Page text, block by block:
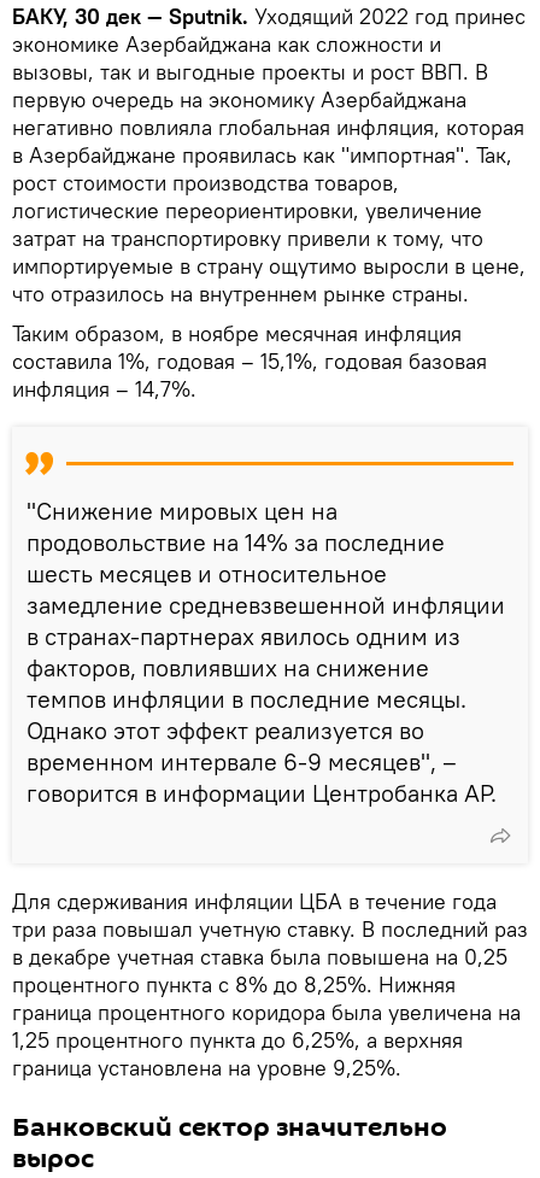
БАКУ, 30 дек — Sputnik. Уходящий 2022 год принес
экономике Азербайджана как сложности и
вызовы, так и выгодные проекты и рост ВВП. В
первую очередь на экономику Азербайджана
негативно повлияла глобальная инфляция, которая
в Азербайджане проявилась как "импортная". Так,
рост стоимости производства товаров,
логистические переориентировки, увеличение
затрат на транспортировку привели к тому, что
импортируемые в страну ощутимо выросли в цене,
что отразилось на внутреннем рынке страны.
Таким образом, в ноябре месячная инфляция
составила 1%, годовая – 15,1%, годовая базовая
инфляция – 14,7%.
"Снижение мировых цен на
продовольствие на 14% за последние
шесть месяцев и относительное
замедление средневзвешенной инфляции
в странах-партнерах явилось одним из
факторов, повлиявших на снижение
темпов инфляции в последние месяцы.
Однако этот эффект реализуется во
временном интервале 6-9 месяцев", –
говорится в информации Центробанка АР.
Для сдерживания инфляции ЦБА в течение года
три раза повышал учетную ставку. В последний раз
в декабре учетная ставка была повышена на 0,25
процентного пункта с 8% до 8,25%. Нижняя
граница процентного коридора была увеличена на
1,25 процентного пункта до 6,25%, а верхняя
граница установлена на уровне 9,25%.
Банковский сектор значительно
вырос